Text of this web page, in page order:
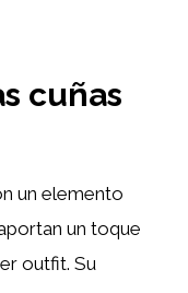
cuñas
un elemento
un toque
outfit. Su